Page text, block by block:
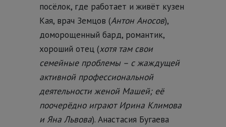
посёлок, где работает и живёт кузен
Кая, врач Земцов (Антон Аносов),
доморощенный бард, романтик,
хороший отец (хотя там свои
семейные проблемы – с жаждущей
активной профессиональной
деятельности женой Машей; её
поочерёдно играют Ирина Климова
и Яна Львова). Анастасия Бугаева